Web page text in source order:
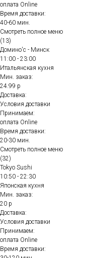
оплата Online
Время доставки:
40-60 мин.
Смотреть полное меню
(13)
Домино'с - Минск
11:00 - 23:00
Итальянская кухня
Мин. заказ:
24.99 р
Доставка:
Условия доставки
Принимаем:
оплата Online
Время доставки:
20-30 мин.
Смотреть полное меню
(32)
Tokyo Sushi
10:50 - 22:30
Японская кухня
Мин. заказ:
20 р
Доставка:
Условия доставки
Принимаем:
оплата Online
Время доставки: